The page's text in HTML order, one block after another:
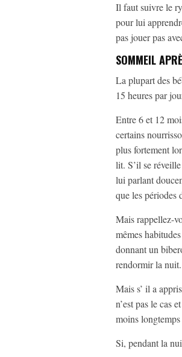
Il faut suivre le
pour lui
pas jouer pas
SOMMEIL
La plupart des
15 heures par
Entre 6 et 12
certains
plus fortement
lit. S’il se
lui parlant
que les périodes
Mais rappellez-
mêmes
donnant un
rendormir la nuit.
Mais s’ il a
n’est pas le cas
moins
Si, pendant la